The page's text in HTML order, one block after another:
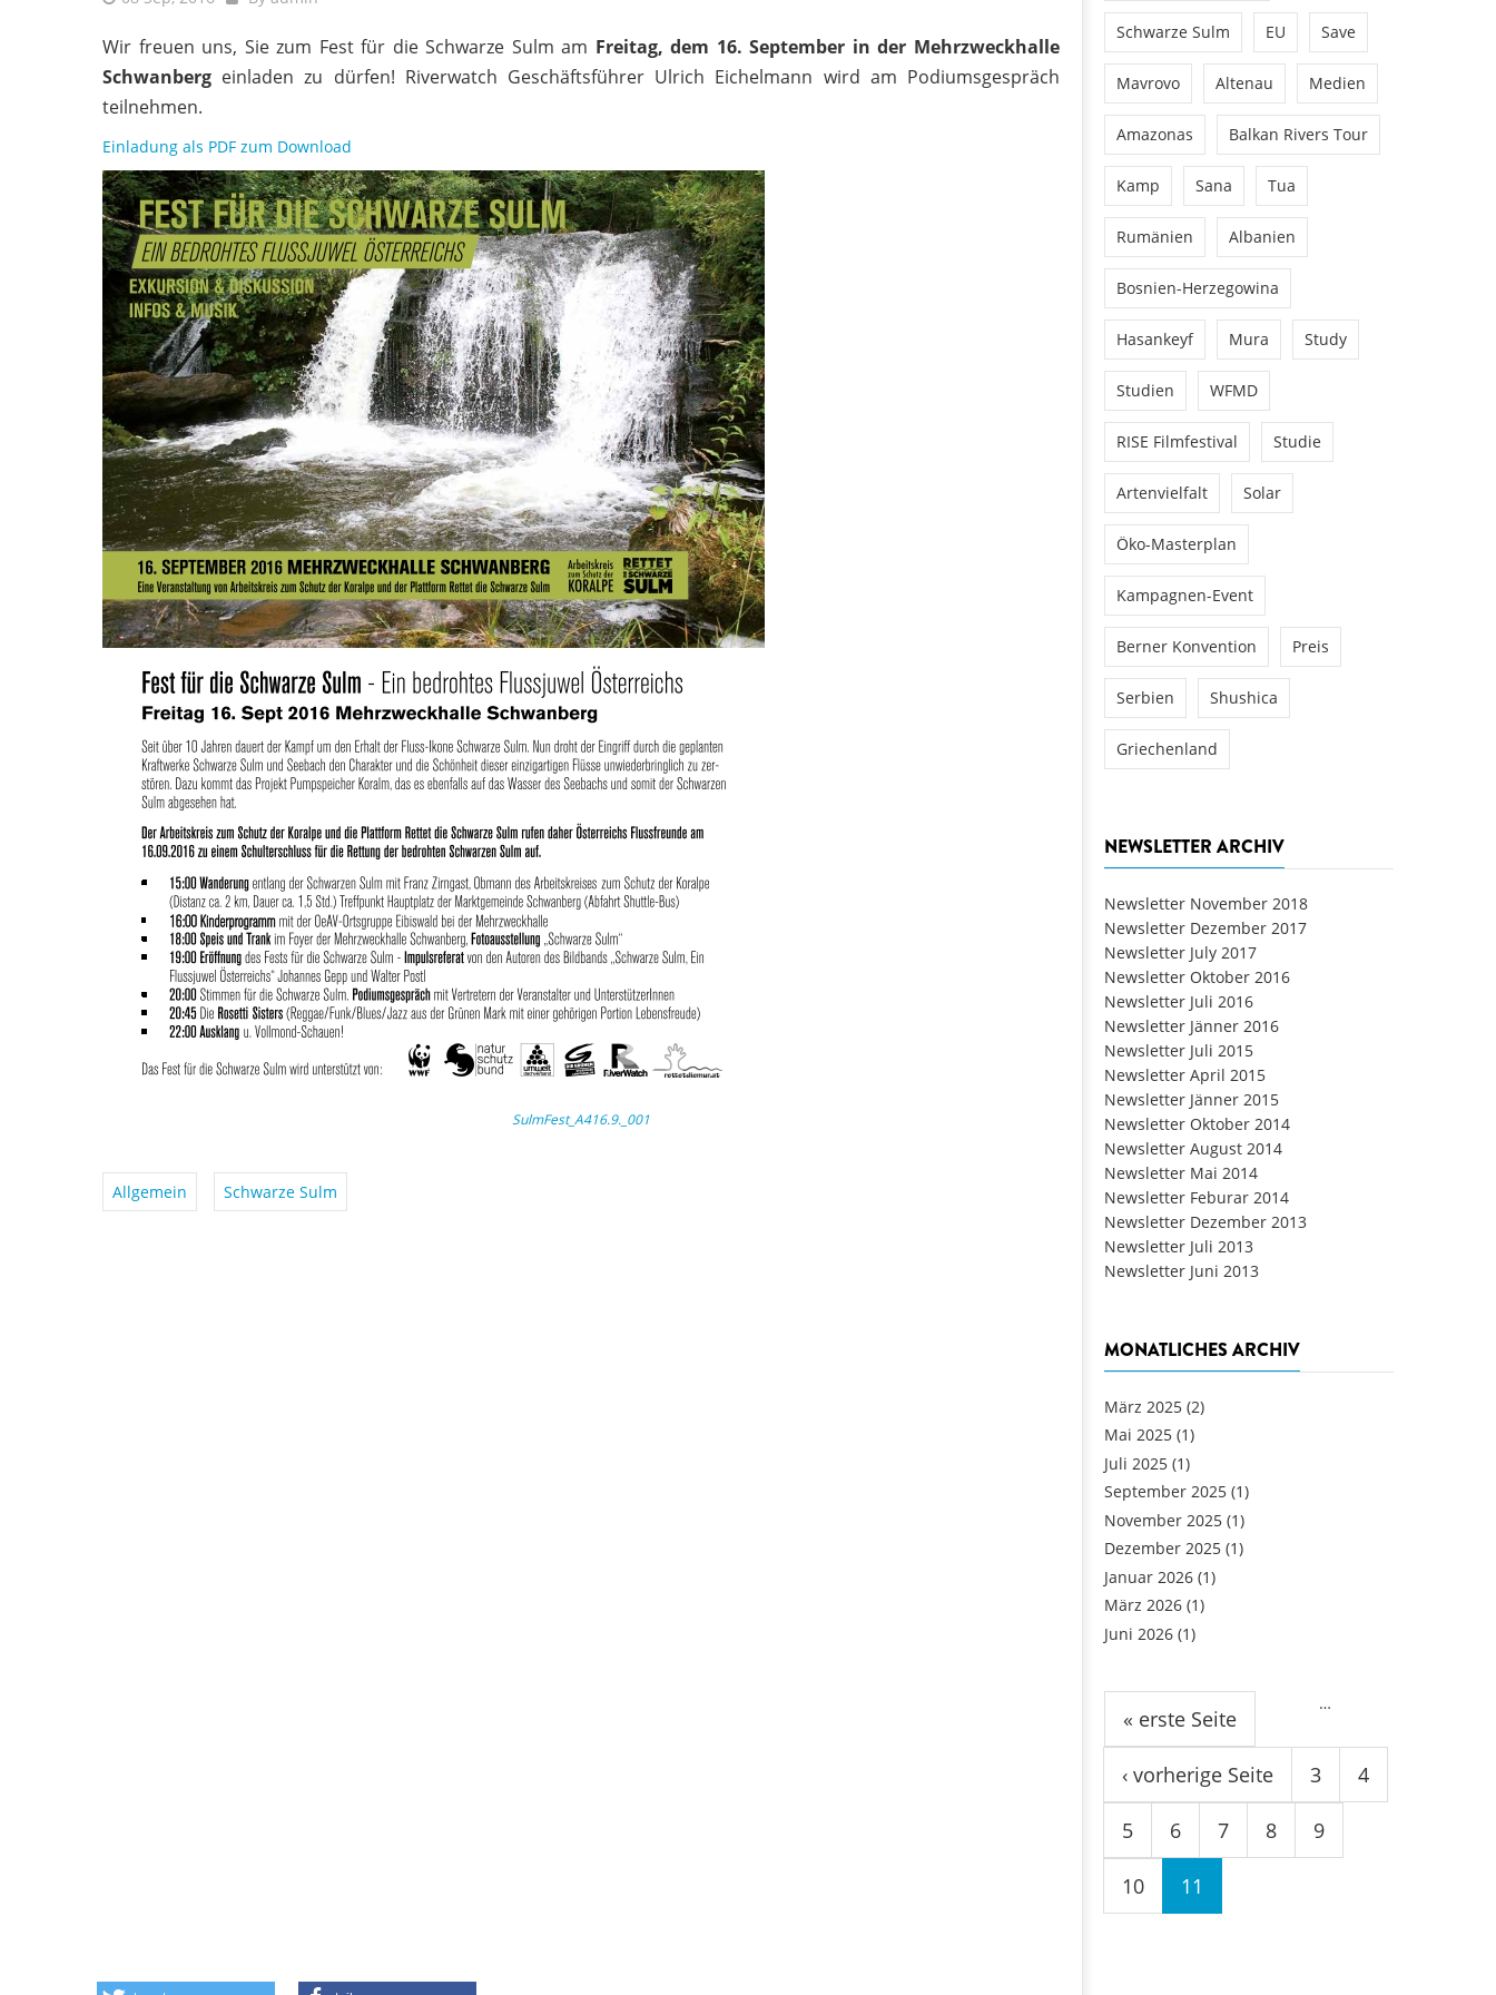
Wir freuen uns, Sie zum Fest für die Schwarze Sulm am Freitag, dem 16. September in der Mehrzweckhalle
Schwanberg einladen zu dürfen! Riverwatch Geschäftsführer Ulrich Eichelmann wird am Podiumsgespräch
teilnehmen.
Einladung als PDF zum Download
SulmFest_A416.9._001
Allgemein Schwarze Sulm
Schwarze Sulm EU Save
Mavrovo Altenau Medien
Amazonas Balkan Rivers Tour
Kamp Sana Tua
Rumänien Albanien
Bosnien-Herzegowina
Hasankeyf Mura Study
Studien WFMD
RISE Filmfestival Studie
Artenvielfalt Solar
Öko-Masterplan
Kampagnen-Event
Berner Konvention Preis
Serbien Shushica
Griechenland
NEWSLETTER ARCHIV
Newsletter November 2018
Newsletter Dezember 2017
Newsletter July 2017
Newsletter Oktober 2016
Newsletter Juli 2016
Newsletter Jänner 2016
Newsletter Juli 2015
Newsletter April 2015
Newsletter Jänner 2015
Newsletter Oktober 2014
Newsletter August 2014
Newsletter Mai 2014
Newsletter Feburar 2014
Newsletter Dezember 2013
Newsletter Juli 2013
Newsletter Juni 2013
MONATLICHES ARCHIV
März 2025 (2)
Mai 2025 (1)
Juli 2025 (1)
September 2025 (1)
November 2025 (1)
Dezember 2025 (1)
Januar 2026 (1)
März 2026 (1)
Juni 2026 (1)
Seiten
« erste Seite
‹ vorherige Seite
…
3 4
5 6 7 8 9
10 11